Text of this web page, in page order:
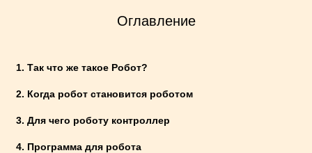
Оглавление
1. Так что же такое Робот?
2. Когда робот становится роботом
3. Для чего роботу контроллер
4. Программа для робота